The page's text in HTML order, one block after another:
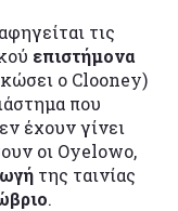
τις
επιστήμονα
ο Clooney)
που
έχουν γίνει
οι Oyelowo,
της ταινίας
.